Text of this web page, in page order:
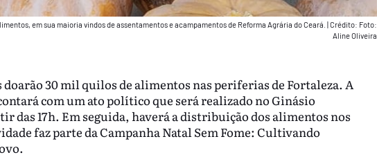
em sua maioria vindos de assentamentos e acampamentos de Reforma Agrária do Ceará. |Crédito: Foto:
Aline Oliveira
30 mil quilos de alimentos nas periferias de Fortaleza. A
com um ato político que será realizado no Ginásio
das 17h. Em seguida, haverá a distribuição dos alimentos nos
faz parte da Campanha Natal Sem Fome: Cultivando